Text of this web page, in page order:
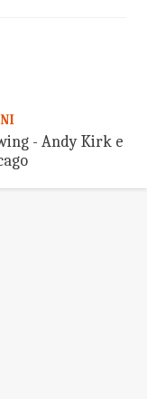
- Andy Kirk e